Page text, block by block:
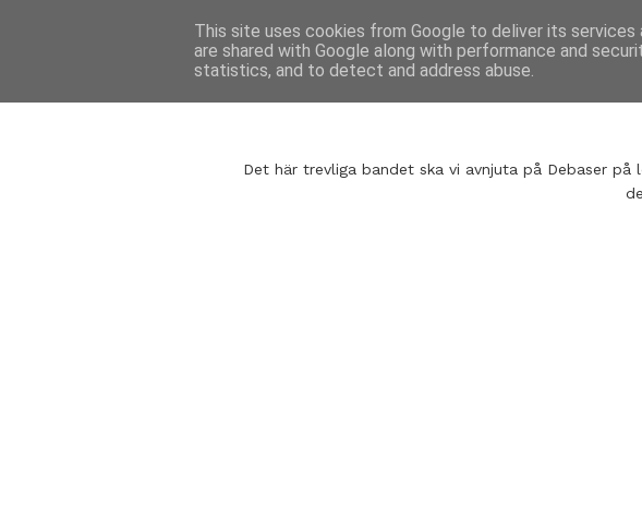
Det här trevliga bandet ska vi avnjuta på Debaser
This site uses cookies from Google to deliver its
are shared with Google along with performance and
statistics, and to detect and address abuse.